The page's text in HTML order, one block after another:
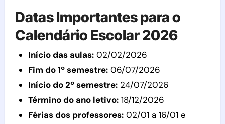
Datas Importantes para o
Calendário Escolar 2026
Início das aulas:02/02/2026
Fim do 1º semestre:06/07/2026
Início do 2º semestre:24/07/2026
Término do ano letivo:18/12/2026
Férias dos professores:02/01 a 16/01 e